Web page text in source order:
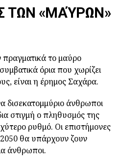
ΤΩΝ «ΜΑΎΡΩΝ»
το μαύρο
όρια που χωρίζει
είναι η έρημος Σαχάρα.
δισεκατομμύριο άνθρωποι
στιγμή ο πληθυσμός της
ρυθμό. Οι επιστήμονες
θα υπάρχουν ζουν
άνθρωποι.